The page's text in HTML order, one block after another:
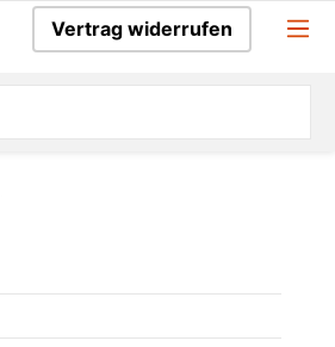
Vertrag widerrufen